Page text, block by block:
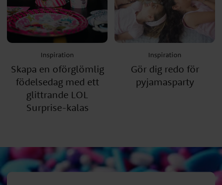
Inspiration
Skapa en oförglömlig
födelsedag med ett
glittrande LOL
Surprise-kalas
Inspiration
Gör dig redo för
pyjamasparty